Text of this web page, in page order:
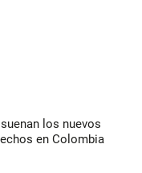
los nuevos
en Colombia